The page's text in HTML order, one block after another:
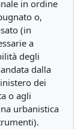
in ordine
o,
(in
a
degli
dalla
dei
o agli
urbanistica